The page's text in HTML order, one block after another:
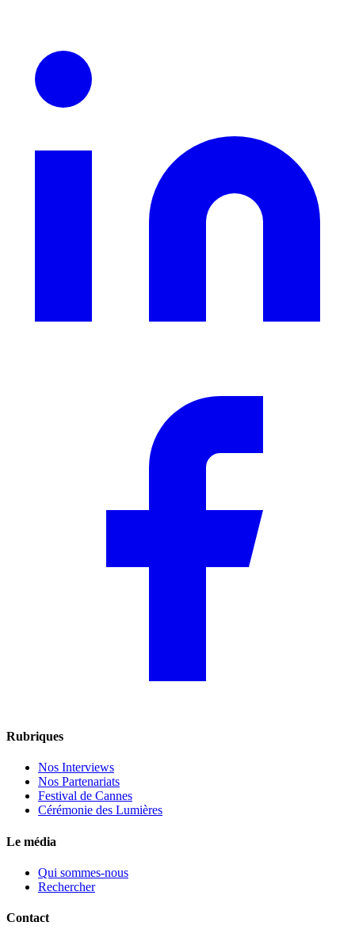
Rubriques
Nos Interviews
Nos Partenariats
Festival de Cannes
Cérémonie des Lumières
Le média
Qui sommes-nous
Rechercher
Contact